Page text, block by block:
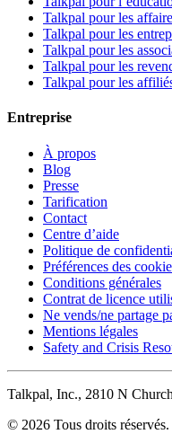
Talkpal pour les
Talkpal pour les
Talkpal pour les
Talkpal pour les
Talkpal pour les
Entreprise
À propos
Blog
Presse
Tarification
Contact
Centre d’aide
Politique de
Préférences des
Conditions générales
Contrat de licence
Ne vends/ne partage
Mentions légales
Safety and Crisis
Talkpal, Inc., 2810 N
© 2026 Tous droits réservés.